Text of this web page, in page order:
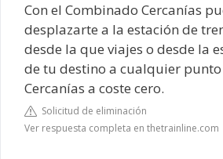
Con el Combinado Cercanías
desplazarte a la estación de
desde la que viajes o desde la
de tu destino a cualquier
Cercanías a coste cero.
Solicitud de eliminación
Ver respuesta completa en thetrainline.com